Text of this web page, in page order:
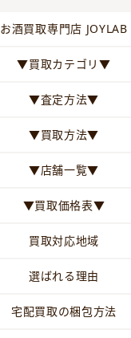
お酒買取専門店 JOYLAB
▼買取カテゴリ▼
▼査定方法▼
▼買取方法▼
▼店舗一覧▼
▼買取価格表▼
買取対応地域
選ばれる理由
宅配買取の梱包方法